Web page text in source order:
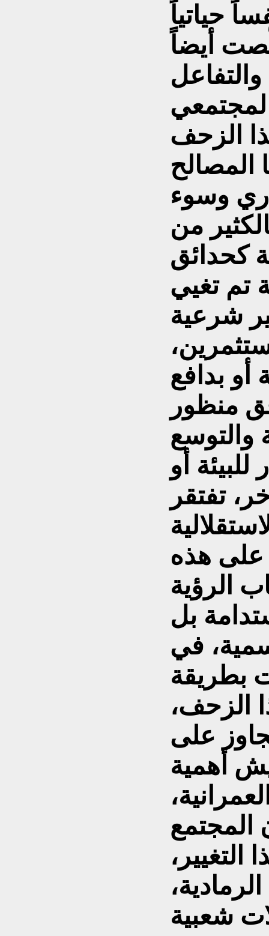
حياتياً
أيضاً
والتفاعل
الزحف
المصالح
وسوء
من
كحدائق
تم تغيي
شرعية
أو بدافع
منظور
أو
تفتقر
على هذه
الرؤية
بل
في
بطريقة
الزحف،
على
أهمية
شعبية